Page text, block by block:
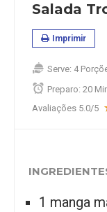
Salada
Imprimir
Serve: 4
Preparo: 20
Avaliações 5.0/5
1 manga